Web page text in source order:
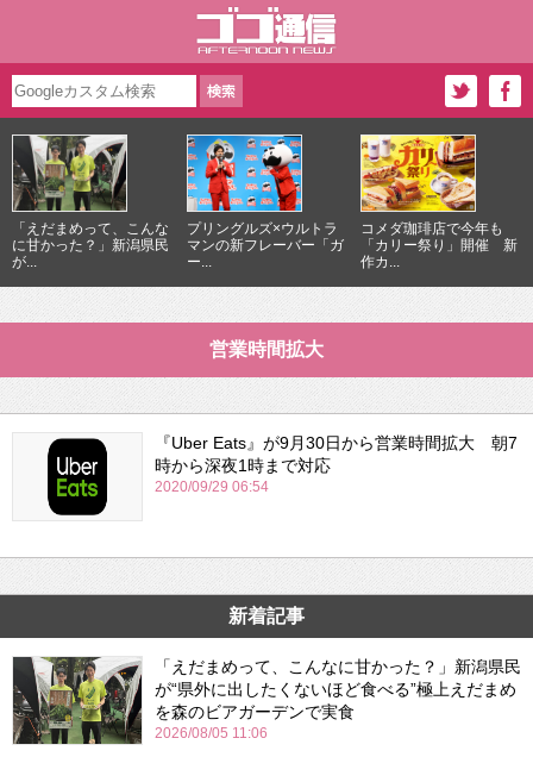
「えだまめって、こんな
に甘かった？」新潟県民
が...
プリングルズ×ウルトラ
マンの新フレーバー「ガ
ー...
コメダ珈琲店で今年も
「カリー祭り」開催 新
作カ...
営業時間拡大
『Uber Eats』が9月30日から営業時間拡大 朝7
時から深夜1時まで対応
2020/09/29 06:54
新着記事
「えだまめって、こんなに甘かった？」新潟県民
が“県外に出したくないほど食べる”極上えだまめ
を森のビアガーデンで実食
2026/08/05 11:06